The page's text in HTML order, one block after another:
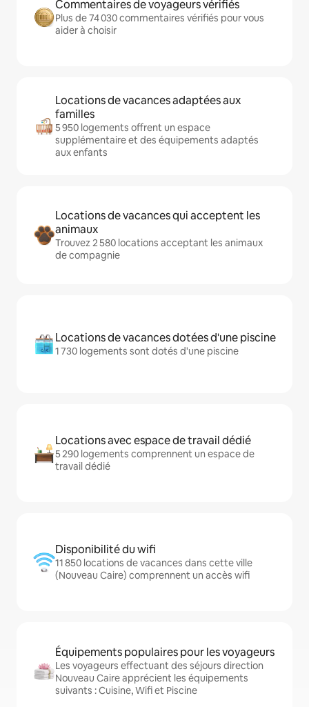
Commentaires de voyageurs vérifiés
Plus de 74 030 commentaires vérifiés pour vous
aider à choisir
Locations de vacances adaptées aux
familles
5 950 logements offrent un espace
supplémentaire et des équipements adaptés
aux enfants
Locations de vacances qui acceptent les
animaux
Trouvez 2 580 locations acceptant les animaux
de compagnie
Locations de vacances dotées d'une piscine
1 730 logements sont dotés d'une piscine
Locations avec espace de travail dédié
5 290 logements comprennent un espace de
travail dédié
Disponibilité du wifi
11 850 locations de vacances dans cette ville
(Nouveau Caire) comprennent un accès wifi
Équipements populaires pour les voyageurs
Les voyageurs effectuant des séjours direction
Nouveau Caire apprécient les équipements
suivants : Cuisine, Wifi et Piscine